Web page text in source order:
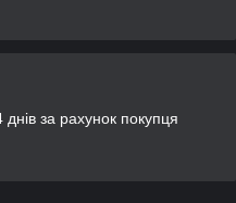
за рахунок покупця